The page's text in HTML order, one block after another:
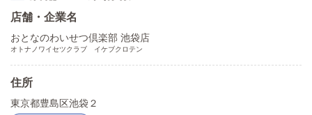
店舗・企業名
おとなのわいせつ倶楽部 池袋店
オトナノワイセツクラブ イケブクロテン
住所
東京都豊島区池袋２